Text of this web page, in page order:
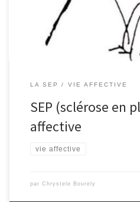
la maladie ait été diagnostiqué
LA SEP VIE AFFECTIVE
SEP (sclérose en
affective
vie affective
par Chrystele Bourely